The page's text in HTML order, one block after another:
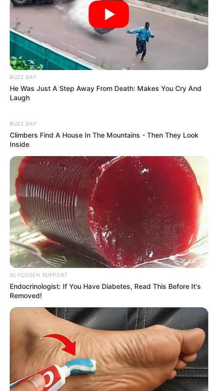
BUZZ DAY
He Was Just A Step Away From Death: Makes You Cry And
Laugh
BUZZ DAY
Climbers Find A House In The Mountains - Then They Look
Inside
GLYCOGEN SUPPORT
Endocrinologist: If You Have Diabetes, Read This Before It's
Removed!